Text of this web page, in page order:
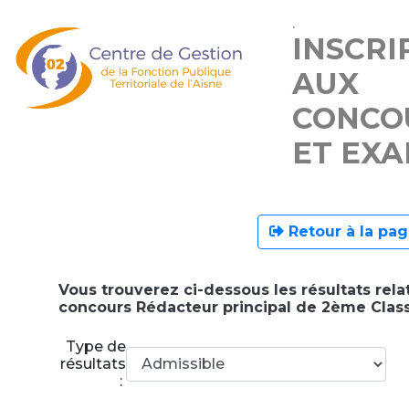
.
AUX
ET
Retour à la
Vous trouverez ci-dessous les résultats
concours Rédacteur principal de 2ème
Type de
résultats
: